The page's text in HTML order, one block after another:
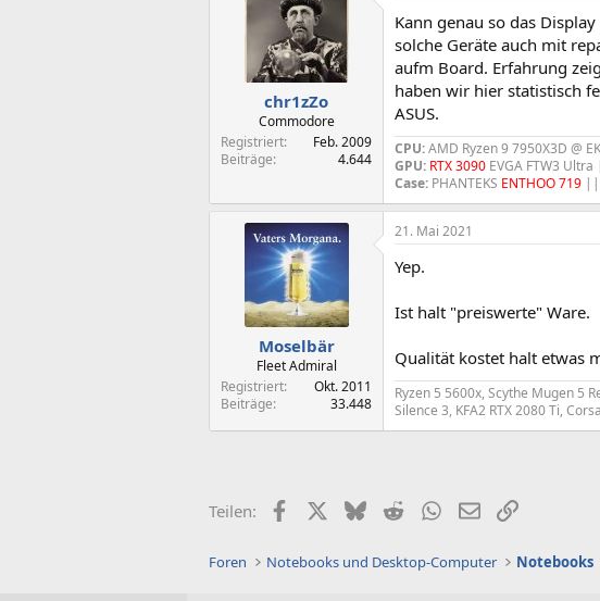
i
o
e
n
:
chr1zZo
Commodore
Registriert
Feb. 2009
Beiträge
4.644
Kann genau so das
solche Geräte auch mit
aufm Board. Erfahrung
haben wir hier statistisch
ASUS.
CPU:AMD Ryzen 9 7950X3D @
GPU: RTX 3090 EVGA FTW3
Case: PHANTEKS ENTHOO 719
Moselbär
Fleet Admiral
Registriert
Okt. 2011
Beiträge
33.448
21. Mai 2021
Yep.
Ist halt "preiswerte" Ware.
Qualität kostet halt etwas
Ryzen 5 5600x, Scythe Mugen 5
Silence 3, KFA2 RTX 2080 Ti,
Teilen: FacebookX (Twitter)
BlueskyRedditWhatsApp
E-MailLink
Foren Notebooks und Desktop-Computer Notebooks